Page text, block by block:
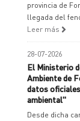
provincia de
llegada del
Leer más
28-07-2026
El Ministerio
Ambiente de
datos
ambiental"
Desde dicha